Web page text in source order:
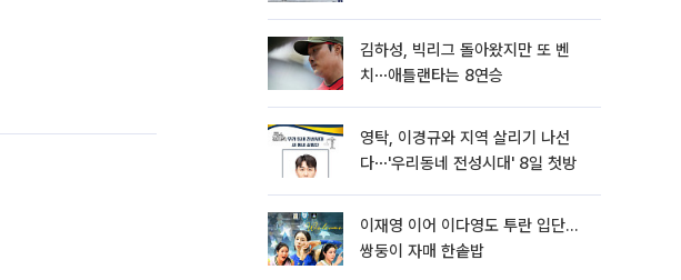
김하성, 빅리그 돌아왔지만 또 벤
치⋯애틀랜타는 8연승
영탁, 이경규와 지역 살리기 나선
다⋯'우리동네 전성시대' 8일 첫방
이재영 이어 이다영도 투란 입단…
쌍둥이 자매 한솥밥